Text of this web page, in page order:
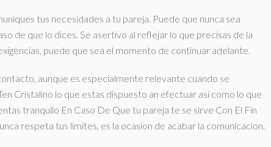
tus necesidades a tu pareja. Puede que nunca sea
de que lo dices. Se asertivo al reflejar lo que precisas de la
puede que sea el momento de continuar adelante.
aunque es especialmente relevante cuando se
Cristalino lo que estas dispuesto an efectuar asi­ como lo que
tranquilo En Caso De Que tu pareja te se sirve Con El Fin
respeta tus limites, es la ocasion de acabar la comunicacion.